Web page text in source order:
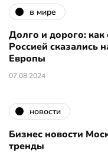
в мире
Долго и дорого:
Россией сказались
Европы
07.08.2024
новости
Бизнес новости
тренды